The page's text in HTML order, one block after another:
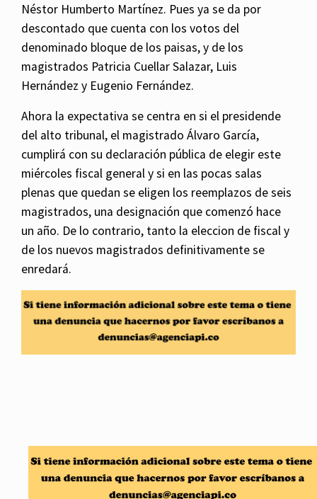
Néstor Humberto Martínez. Pues ya se da por
descontado que cuenta con los votos del
denominado bloque de los paisas, y de los
magistrados Patricia Cuellar Salazar, Luis
Hernández y Eugenio Fernández.
Ahora la expectativa se centra en si el presidende
del alto tribunal, el magistrado Álvaro García,
cumplirá con su declaración pública de elegir este
miércoles fiscal general y si en las pocas salas
plenas que quedan se eligen los reemplazos de seis
magistrados, una designación que comenzó hace
un año. De lo contrario, tanto la eleccion de fiscal y
de los nuevos magistrados definitivamente se
enredará.